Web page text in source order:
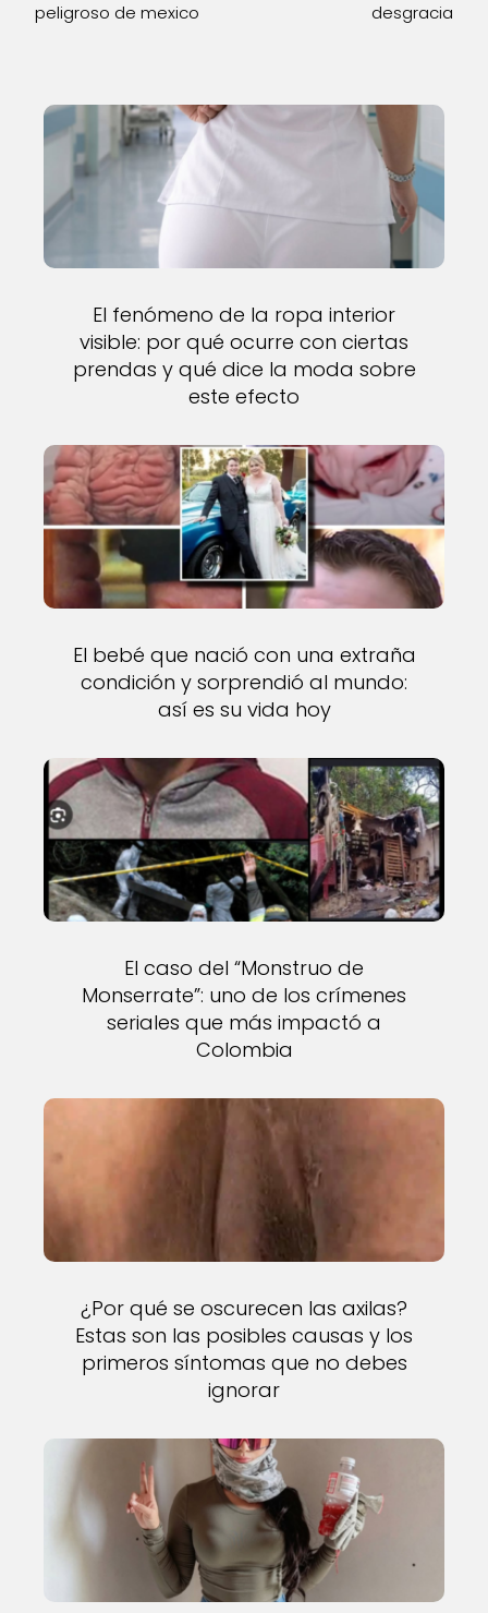
peligroso de mexico
desgracia
El fenómeno de la ropa interior
visible: por qué ocurre con ciertas
prendas y qué dice la moda sobre
este efecto
El bebé que nació con una extraña
condición y sorprendió al mundo:
así es su vida hoy
El caso del “Monstruo de
Monserrate”: uno de los crímenes
seriales que más impactó a
Colombia
¿Por qué se oscurecen las axilas?
Estas son las posibles causas y los
primeros síntomas que no debes
ignorar